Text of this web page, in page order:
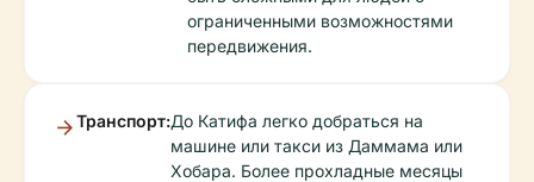
ограниченными возможностями
передвижения.
Транспорт:До Катифа легко добраться на
машине или такси из Даммама или
Хобара. Более прохладные месяцы